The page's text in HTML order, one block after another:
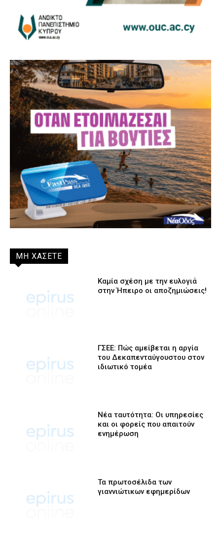
ΜΗ ΧΑΣΕΤΕ
Καμία σχέση με την ευλογιά
στην Ήπειρο οι αποζημιώσεις!
ΓΣΕΕ: Πώς αμείβεται η αργία
του Δεκαπενταύγουστου στον
ιδιωτικό τομέα
Νέα ταυτότητα: Οι υπηρεσίες
και οι φορείς που απαιτούν
ενημέρωση
Τα πρωτοσέλιδα των
γιαννιώτικων εφημερίδων